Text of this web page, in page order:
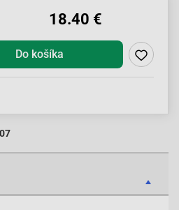
18.40 €
Do košíka